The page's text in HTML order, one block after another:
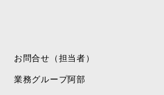
お問合せ（担当者）
業務グループ阿部